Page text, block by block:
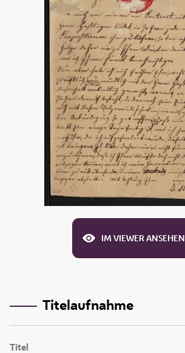
IM VIEWER ANSEHEN
Titelaufnahme
Titel